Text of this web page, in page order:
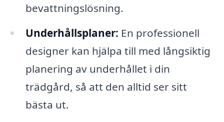
bevattningslösning.
Underhållsplaner: En professionell
designer kan hjälpa till med långsiktig
planering av underhållet i din
trädgård, så att den alltid ser sitt
bästa ut.